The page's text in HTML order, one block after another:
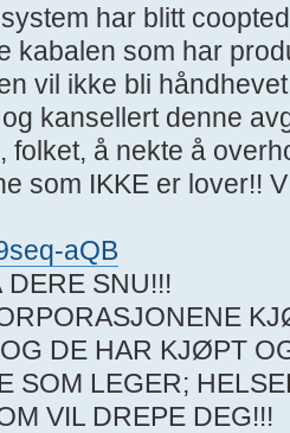
har blitt
kabalen som har
vil ikke bli håndhevet
kansellert denne
folket, å nekte å
som IKKE er lover!!
aQB
DERE SNU!!!
DE HAR KJØPT
SOM LEGER;
VIL DREPE DEG!!!